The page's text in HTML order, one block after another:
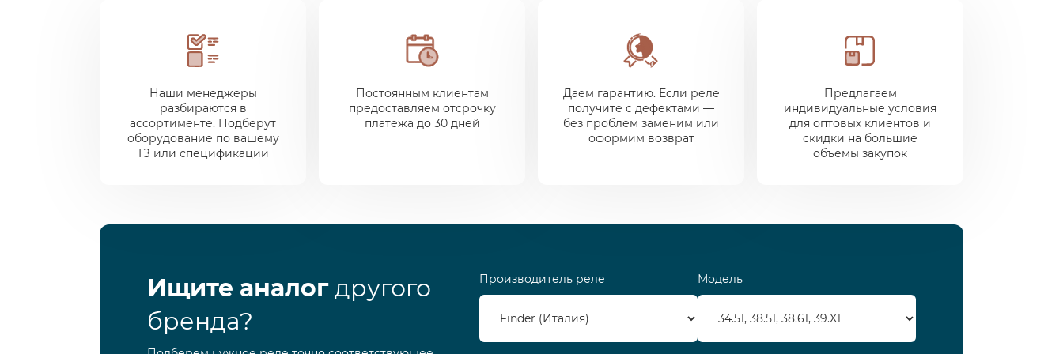
Наши менеджеры
разбираются в
ассортименте. Подберут
оборудование по вашему
ТЗ или спецификации
Постоянным клиентам
предоставляем отсрочку
платежа до 30 дней
Даем гарантию. Если реле
получите с дефектами —
без проблем заменим или
оформим возврат
Предлагаем
индивидуальные условия
для оптовых клиентов и
скидки на большие
объемы закупок
Ищите аналогдругого
бренда?
Производитель реле Модель